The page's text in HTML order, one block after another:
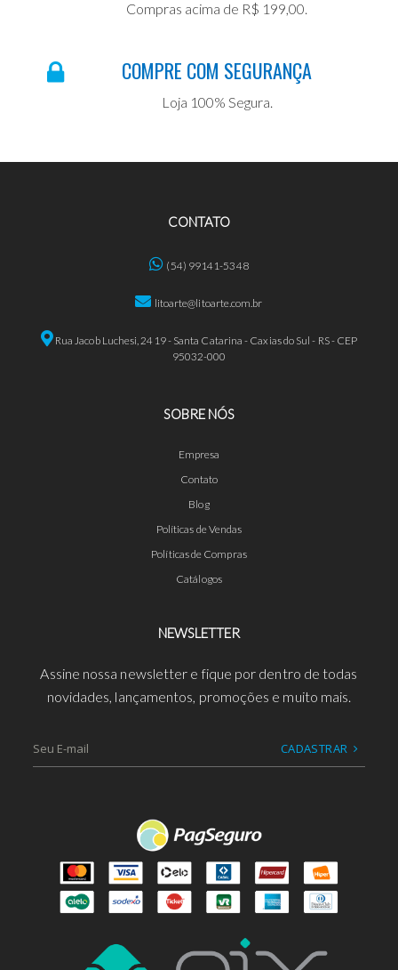
Compras acima de R$ 199,00.
COMPRE COM SEGURANÇA
Loja 100% Segura.
CONTATO
(54) 99141-5348
litoarte@litoarte.com.br
Rua Jacob Luchesi, 2419 - Santa Catarina - Caxias do Sul - RS - CEP
95032-000
SOBRE NÓS
Empresa
Contato
Blog
Políticas de Vendas
Políticas de Compras
Catálogos
NEWSLETTER
Assine nossa newsletter e fique por dentro de todas
novidades, lançamentos, promoções e muito mais.
CADASTRAR